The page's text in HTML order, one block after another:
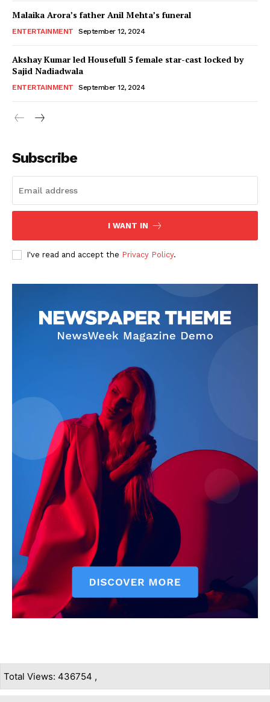
Malaika Arora’s father Anil Mehta’s funeral
ENTERTAINMENT September 12, 2024
Akshay Kumar led Housefull 5 female star-cast locked by
Sajid Nadiadwala
ENTERTAINMENT September 12, 2024
Subscribe
I WANT IN
I've read and accept the Privacy Policy.
Total Views: 436754 ,